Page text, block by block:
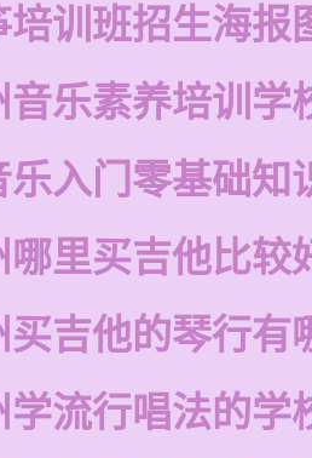
培训班招生海报
音乐素养培训学
乐入门零基础知
哪里买吉他比较
买吉他的琴行有
学流行唱法的学